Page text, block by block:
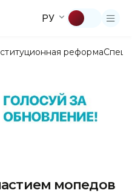
РУ
реформа
мопедов